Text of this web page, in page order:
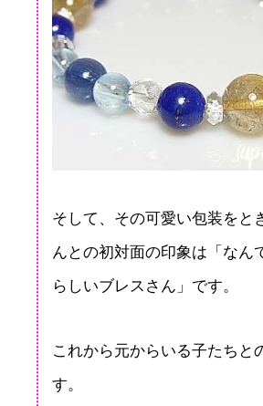
そして、その可愛い包装をと
んとの初対面の印象は「なん
らしいブレスさん」です。
これから元からいる子たちと
す。